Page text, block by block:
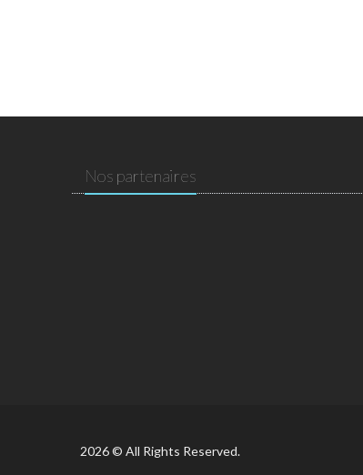
Nos partenaires
2026 © All Rights Reserved.